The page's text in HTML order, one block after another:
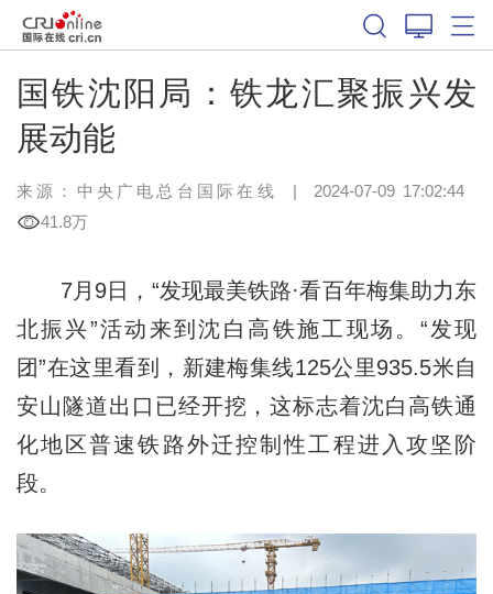
国铁沈阳局：铁龙汇聚振兴发
展动能
来源：中央广电总台国际在线 | 2024-07-09 17:02:44
41.8万
7月9日，“发现最美铁路·看百年梅集助力东
北振兴”活动来到沈白高铁施工现场。“发现
团”在这里看到，新建梅集线125公里935.5米自
安山隧道出口已经开挖，这标志着沈白高铁通
化地区普速铁路外迁控制性工程进入攻坚阶
段。